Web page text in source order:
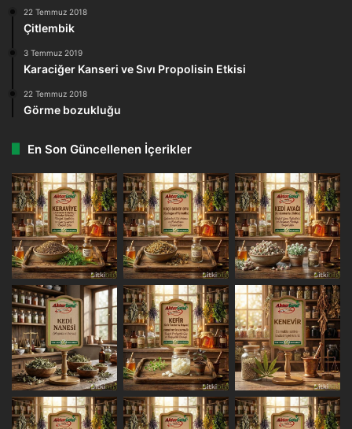
22 Temmuz 2018
Çitlembik
3 Temmuz 2019
Karaciğer Kanseri ve Sıvı Propolisin Etkisi
22 Temmuz 2018
Görme bozukluğu
En Son Güncellenen İçerikler